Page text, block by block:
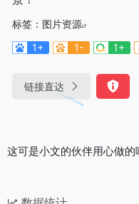
标签： 图片资源
1+
1- 1+
链接直达
这可是小文的伙伴用心做的